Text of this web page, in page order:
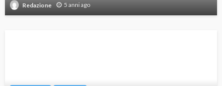
Redazione 5 anni ago